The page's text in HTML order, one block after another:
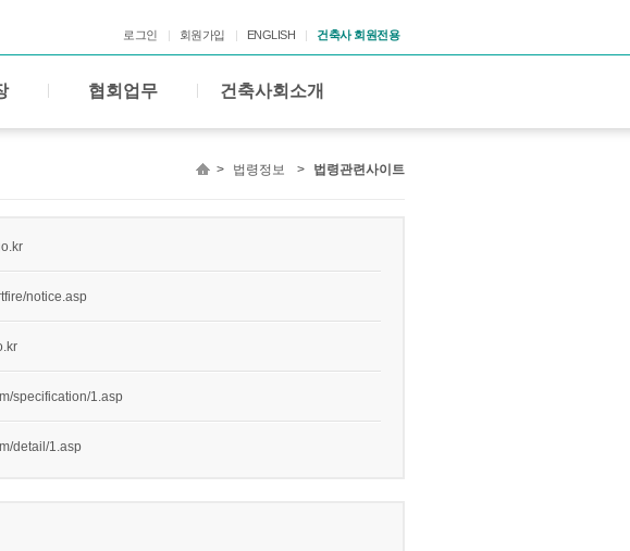
로그인 회원가입 ENGLISH 건축사 회원전용
협회업무 건축사회소개
> 법령정보 > 법령관련사이트
notice.asp
specification/1.asp
detail/1.asp